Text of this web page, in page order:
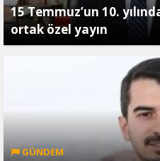
15 Temmuz’un 10.
ortak özel yayın
GÜNDEM